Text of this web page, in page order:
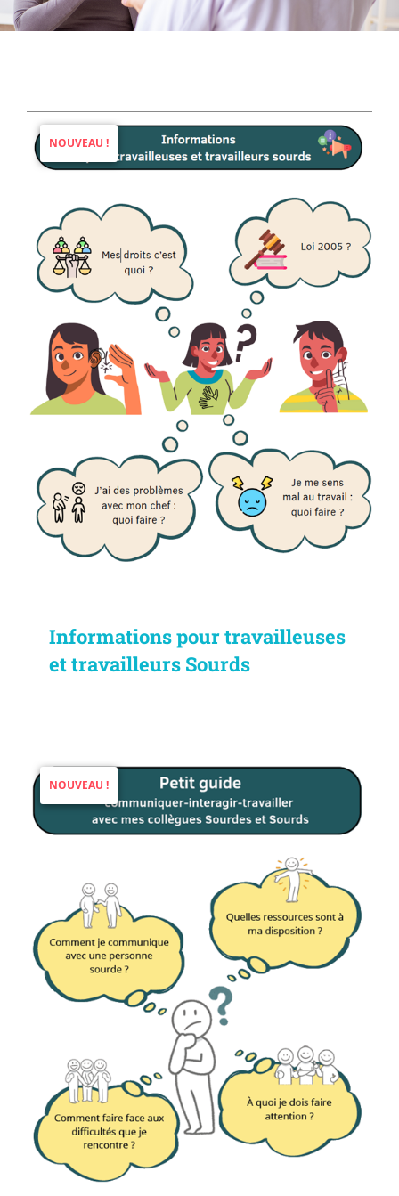
Informations pour travailleuses
et travailleurs Sourds